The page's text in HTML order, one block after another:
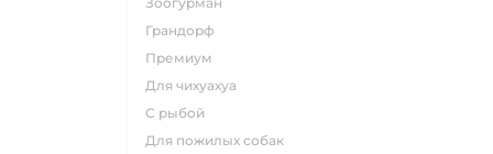
грандорф
премиум
для чихуахуа
с рыбой
для пожилых собак